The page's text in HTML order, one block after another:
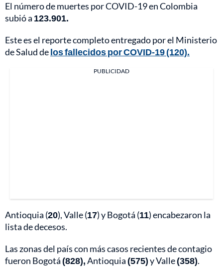
El número de muertes por COVID-19 en Colombia
subió a 123.901.
Este es el reporte completo entregado por el Ministerio
de Salud delos fallecidos por COVID-19 (120).
PUBLICIDAD
Antioquia (20), Valle (17) y Bogotá (11) encabezaron la
lista de decesos.
Las zonas del país con más casos recientes de contagio
fueron Bogotá(828),Antioquia(575)y Valle(358).